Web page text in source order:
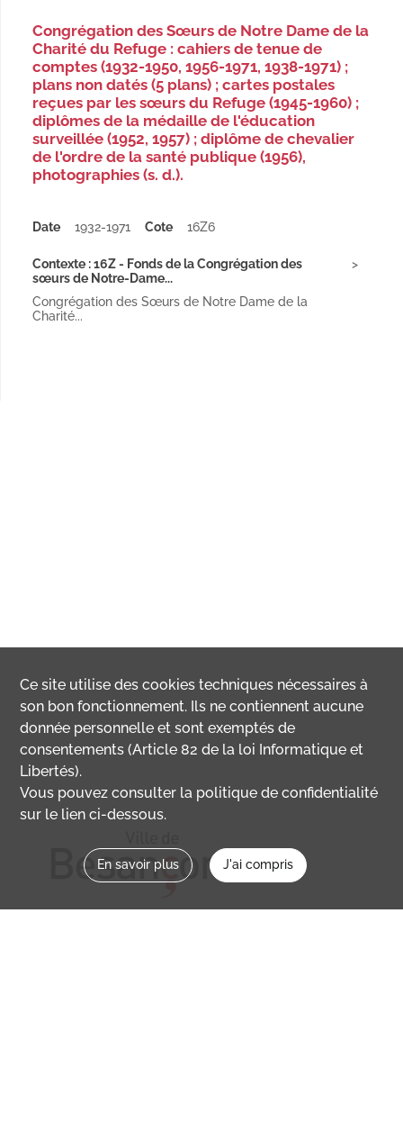
Congrégation des Sœurs de Notre Dame de la
Charité du Refuge : cahiers de tenue de
comptes (1932-1950, 1956-1971, 1938-1971) ;
plans non datés (5 plans) ; cartes postales
reçues par les sœurs du Refuge (1945-1960) ;
diplômes de la médaille de l'éducation
surveillée (1952, 1957) ; diplôme de chevalier
de l'ordre de la santé publique (1956),
photographies (s. d.).
Date 1932-1971 Cote 16Z6
Contexte : 16Z - Fonds de la Congrégation des
sœurs de Notre-Dame...
Congrégation des Sœurs de Notre Dame de la
Charité...
Ce site utilise descookies techniques nécessaires à
son bon fonctionnement. Ils ne contiennent aucune
donnée personnelle et sont exemptés de
consentements (Article 82 de la loi Informatique et
Libertés).
Vous pouvez consulter la politique de confidentialité
sur le lien ci-dessous.
En savoir plus J'ai compris